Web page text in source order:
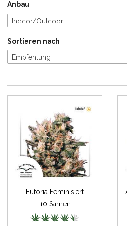
Anbau
Indoor/Outdoor
Sortieren nach
Empfehlung
Euforia Feminisiert
10 Samen